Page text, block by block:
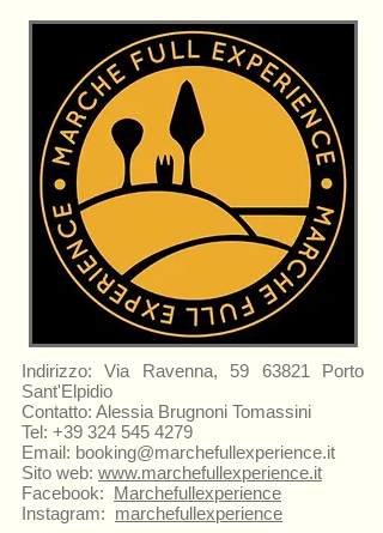
Indirizzo: Via Ravenna, 59 63821 Porto
Sant'Elpidio
Contatto: Alessia Brugnoni Tomassini
Tel: +39 324 545 4279
Email: booking@marchefullexperience.it
Sito web: www.marchefullexperience.it
Facebook: Marchefullexperience
Instagram: marchefullexperience